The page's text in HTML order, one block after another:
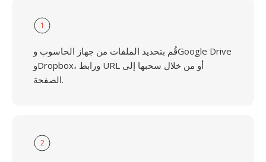
1
قُم بتحديد الملفات من جهاز الحاسوب وGoogle Drive
وDropbox، ورابط URL أو من خلال سحبها إلى
الصفحة.
2